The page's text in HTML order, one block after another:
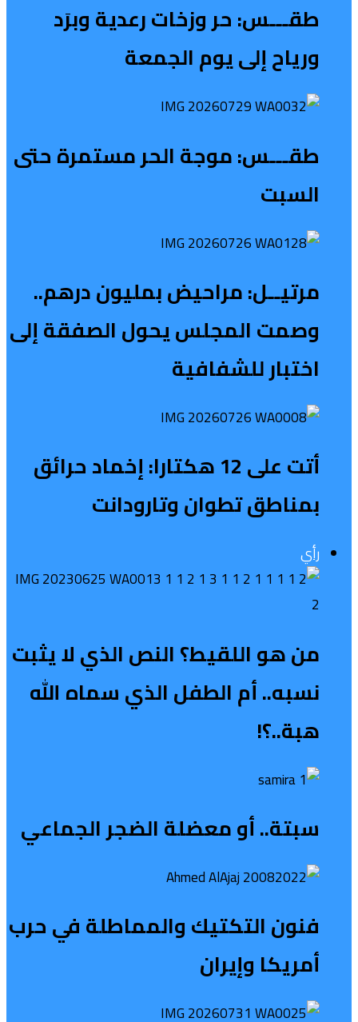
طقـــس: حر وزخات رعدية وبرَد
ورياح إلى يوم الجمعة
طقـــس: موجة الحر مستمرة حتى
السبت
مرتيــل: مراحيض بمليون درهم..
وصمت المجلس يحول الصفقة إلى
اختبار للشفافية
أتت على 12 هكتارا: إخماد حرائق
بمناطق تطوان وتارودانت
رأي
من هو اللقيط؟ النص الذي لا يثبت
نسبه.. أم الطفل الذي سماه الله
هبة..؟!
سبتة.. أو معضلة الضجر الجماعي
فنون التكتيك والمماطلة في حرب
أمريكا وإيران